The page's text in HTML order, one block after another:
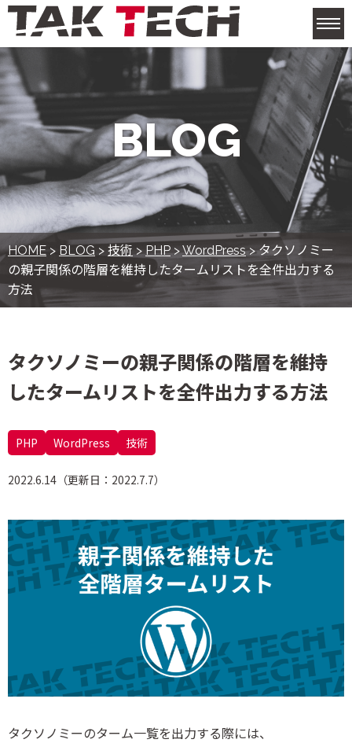
BLOG
HOME > BLOG > 技術>PHP>WordPress>タクソノミー
の親子関係の階層を維持したタームリストを全件出力する
方法
タクソノミーの親子関係の階層を維持
したタームリストを全件出力する方法
PHP WordPress 技術
2022.6.14（更新日：2022.7.7）
タクソノミーのターム一覧を出力する際には、